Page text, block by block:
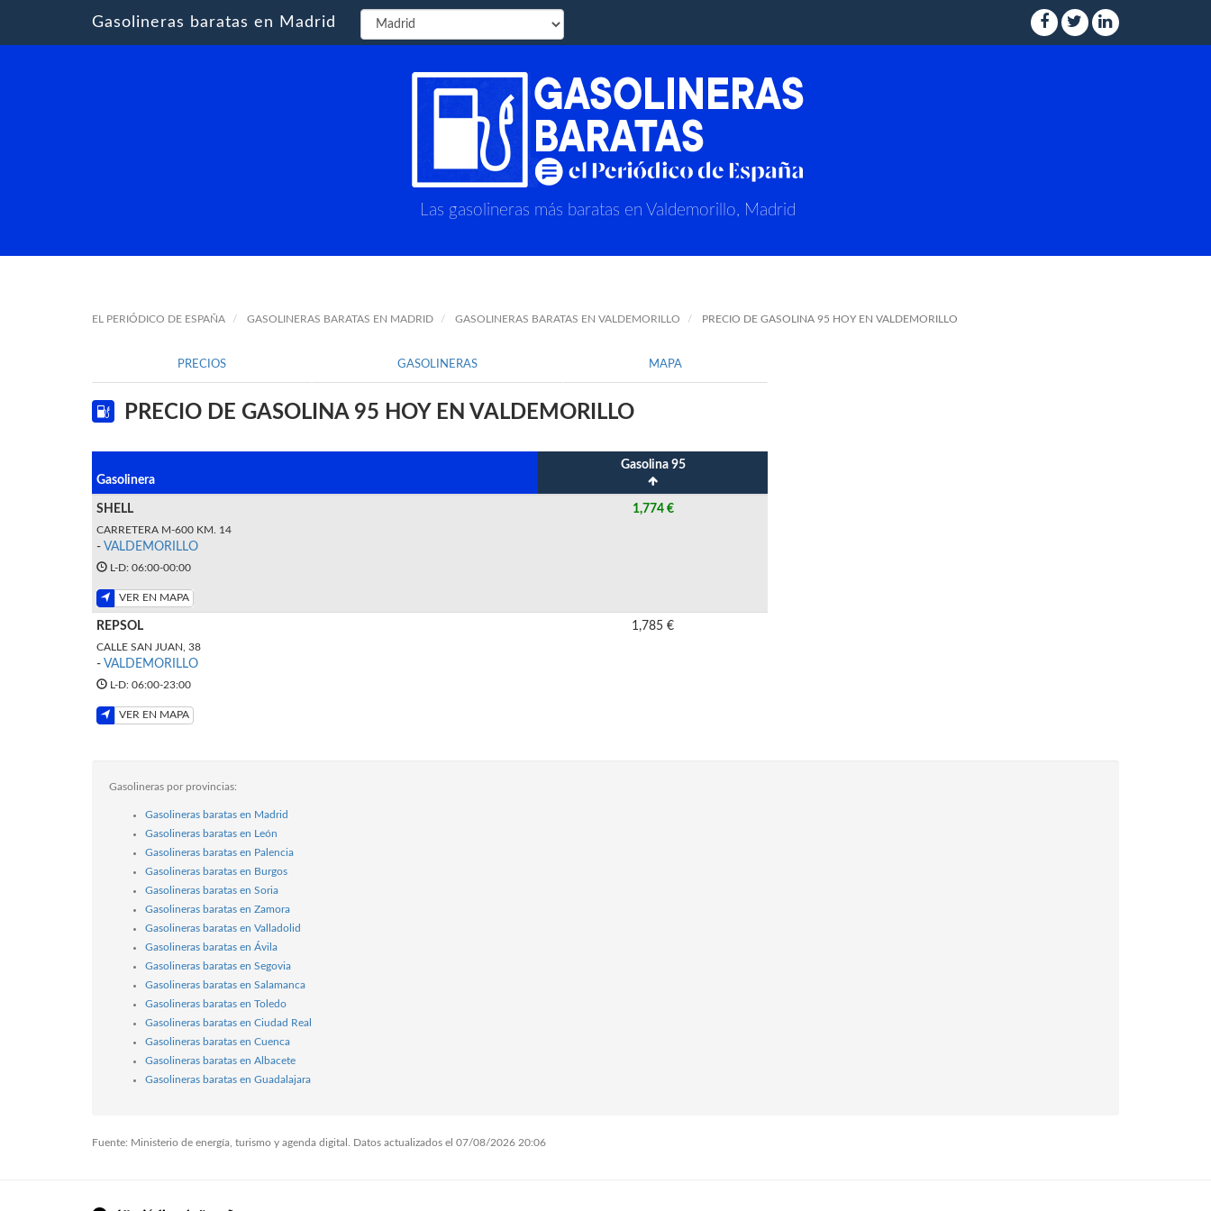
Gasolineras baratas en Madrid
Las gasolineras más baratas en Valdemorillo, Madrid
EL PERIÓDICO DE ESPAÑA GASOLINERAS BARATAS EN MADRID GASOLINERAS BARATAS EN VALDEMORILLO PRECIO DE GASOLINA 95 HOY EN VALDEMORILLO
PRECIOS GASOLINERAS MAPA
PRECIO DE GASOLINA 95 HOY EN VALDEMORILLO
Gasolinera
Gasolina 95
SHELL
CARRETERA M-600 KM. 14
- VALDEMORILLO
L-D: 06:00-00:00
VER EN MAPA
1,774 €
REPSOL
CALLE SAN JUAN, 38
- VALDEMORILLO
L-D: 06:00-23:00
VER EN MAPA
1,785 €
Gasolineras por provincias:
Gasolineras baratas en Madrid
Gasolineras baratas en León
Gasolineras baratas en Palencia
Gasolineras baratas en Burgos
Gasolineras baratas en Soria
Gasolineras baratas en Zamora
Gasolineras baratas en Valladolid
Gasolineras baratas en Ávila
Gasolineras baratas en Segovia
Gasolineras baratas en Salamanca
Gasolineras baratas en Toledo
Gasolineras baratas en Ciudad Real
Gasolineras baratas en Cuenca
Gasolineras baratas en Albacete
Gasolineras baratas en Guadalajara
Fuente: Ministerio de energía, turismo y agenda digital. Datos actualizados el 07/08/2026 20:06